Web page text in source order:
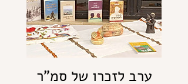
ערב לזכרו של סמ"ר